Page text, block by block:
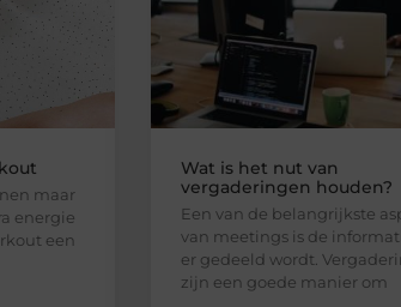
maar
energie
een
Wat is het nut van
vergaderingen houden?
Een van de belangrijkste
van meetings is de
er gedeeld wordt.
zijn een goede manier om